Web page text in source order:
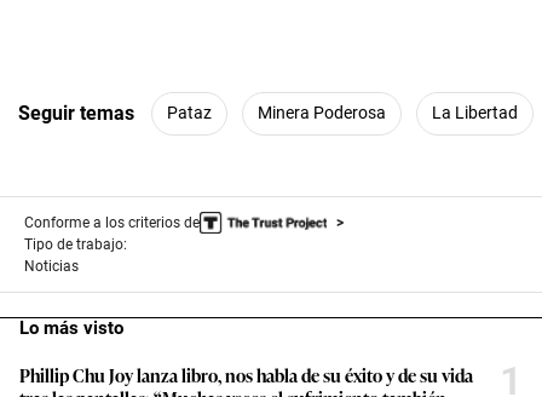
Seguir temas Pataz Minera Poderosa La Libertad
Conforme a los criterios de
Tipo de trabajo:
Noticias
Lo más visto
Phillip Chu Joy lanza libro, nos habla de su éxito y de su vida
1